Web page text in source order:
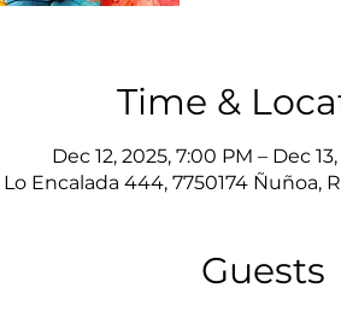
Time &
Dec 12, 2025, 7:00 PM – Dec
Encalada 444, 7750174 Ñuñoa,
Guests